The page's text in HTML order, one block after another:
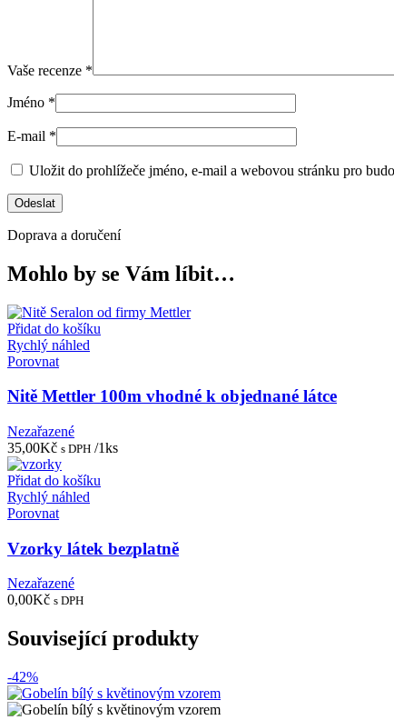
Vaše recenze *
Jméno *
E-mail *
Uložit do prohlížeče jméno, e-mail a webovou stránku pro
Doprava a doručení
Mohlo by se Vám líbit…
Přidat do košíku
Rychlý náhled
Porovnat
Nitě Mettler 100m vhodné k objednané látce
Nezařazené
35,00Kč s DPH /1ks
Přidat do košíku
Rychlý náhled
Porovnat
Vzorky látek bezplatně
Nezařazené
0,00Kč s DPH
Související produkty
-42%